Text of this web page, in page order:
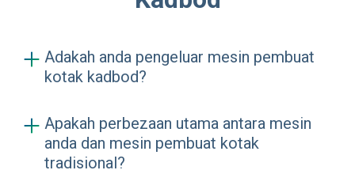
Adakah anda pengeluar mesin pembuat
kotak kadbod?
Ya, kami merupakan pengeluar dan
pengeksport langsung mesin pembuat
kotak yang terletak di Qingdao, China.
Apakah perbezaan utama antara mesin
anda dan mesin pembuat kotak
tradisional?